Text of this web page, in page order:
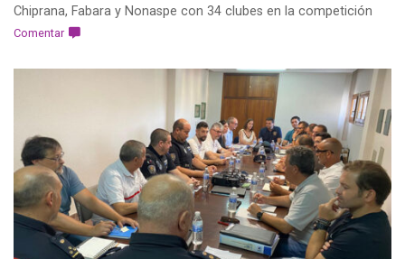
Chiprana, Fabara y Nonaspe con 34 clubes en la competición
Comentar